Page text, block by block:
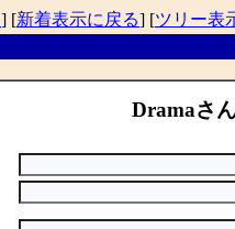
] [新着表示に戻る] [ツリー表
Dramaさ